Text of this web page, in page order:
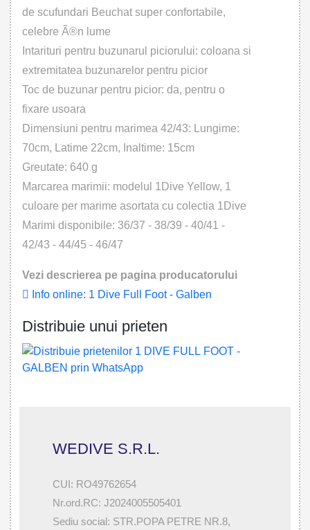
de scufundari Beuchat super confortabile,
celebre Ã®n lume
Intarituri pentru buzunarul piciorului: coloana si
extremitatea buzunarelor pentru picior
Toc de buzunar pentru picior: da, pentru o
fixare usoara
Dimensiuni pentru marimea 42/43: Lungime:
70cm, Latime 22cm, Inaltime: 15cm
Greutate: 640 g
Marcarea marimii: modelul 1Dive Yellow, 1
culoare per marime asortata cu colectia 1Dive
Marimi disponibile: 36/37 - 38/39 - 40/41 -
42/43 - 44/45 - 46/47
Vezi descrierea pe pagina producatorului
Info online: 1 Dive Full Foot - Galben
Distribuie unui prieten
WEDIVE S.R.L.
CUI: RO49762654
Nr.ord.RC: J2024005505401
Sediu social: STR.POPA PETRE NR.8,